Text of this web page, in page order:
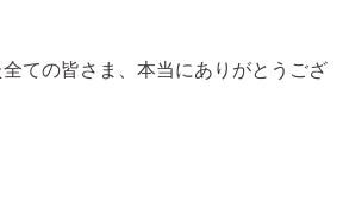
ての皆さま、本当にありがとうござ